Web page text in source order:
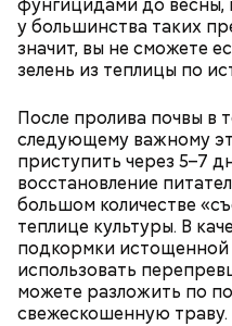
фунгицидами до весны,
у большинства таких
значит, вы не сможете
зелень из теплицы по
После пролива почвы в
следующему важному
приступить через 5–7
восстановление
большом количестве
теплице культуры. В
подкормки истощенной
использовать
можете разложить по
свежескошенную траву.
— Там может
нитратов, которое
гипоксию и ухудшение
предостерегла